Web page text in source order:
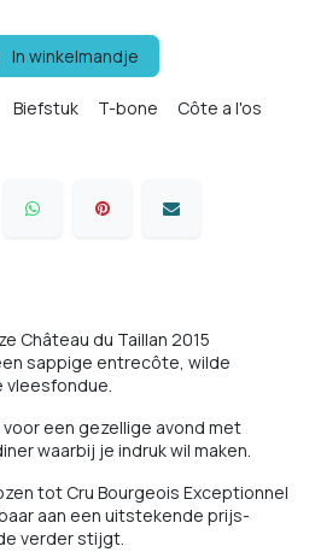
In winkelmandje
Biefstuk T-bone
Côte a l'os
Château du Taillan 2015
sappige entrecôte, wilde
vleesfondue.
voor een gezellige avond met
waarbij je indruk wil maken.
tot Cru Bourgeois Exceptionnel
aan een uitstekende prijs-
verder stijgt.